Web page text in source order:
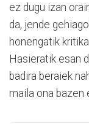
ez dugu izan
da, jende
honengatik
Hasieratik esan
badira beraiek
maila ona bazen